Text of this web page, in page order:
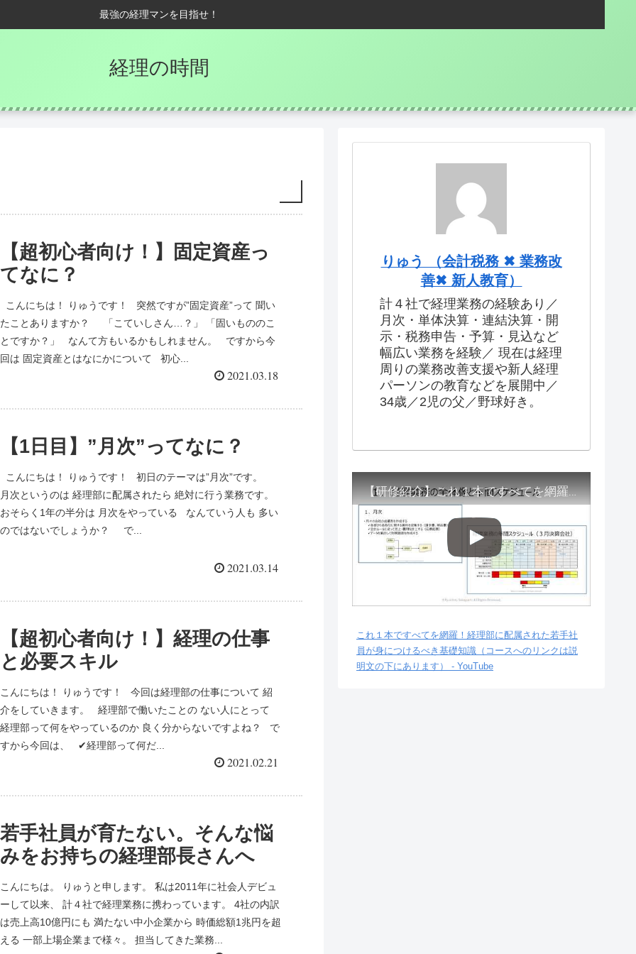
最強の経理マンを目指せ！
経理の時間
【超初心者向け！】固定資産っ
てなに？
こんにちは！ りゅうです！ 突然ですが”固定資産”って 聞い
たことありますか？ 「こていしさん…？」 「固いもののこ
とですか？」 なんて方もいるかもしれません。 ですから今
回は 固定資産とはなにかについて 初心...
2021.03.18
【1日目】”月次”ってなに？
こんにちは！ りゅうです！ 初日のテーマは”月次”です。
月次というのは 経理部に配属されたら 絶対に行う業務です。
おそらく1年の半分は 月次をやっている なんていう人も 多い
のではないでしょうか？ で...
2021.03.14
【超初心者向け！】経理の仕事
と必要スキル
こんにちは！ りゅうです！ 今回は経理部の仕事について 紹
介をしていきます。 経理部で働いたことの ない人にとって
経理部って何をやっているのか 良く分からないですよね？ で
すから今回は、 ✔経理部って何だ...
2021.02.21
若手社員が育たない。そんな悩
みをお持ちの経理部長さんへ
こんにちは。 りゅうと申します。 私は2011年に社会人デビュ
ーして以来、 計４社で経理業務に携わっています。 4社の内訳
は売上高10億円にも 満たない中小企業から 時価総額1兆円を超
える 一部上場企業まで様々。 担当してきた業務...
りゅう （会計税務 ✖ 業務改
善✖ 新人教育）
計４社で経理業務の経験あり／
月次・単体決算・連結決算・開
示・税務申告・予算・見込など
幅広い業務を経験／ 現在は経理
周りの業務改善支援や新人経理
パーソンの教育などを展開中／
34歳／2児の父／野球好き。
【研修紹介】これ１本ですべてを網羅！経理部に配属された若手社員が身につけるべき基礎知識
これ１本ですべてを網羅！経理部に配属された若手社
員が身につけるべき基礎知識（コースへのリンクは説
明文の下にあります） - YouTube